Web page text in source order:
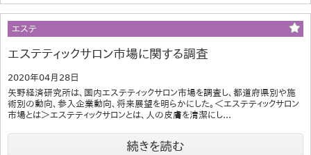
エステ
エステティックサロン市場に関する調査
2020年04月28日
矢野経済研究所は、国内エステティックサロン市場を調査し、都道府県別や施
術別の動向、参入企業動向、将来展望を明らかにした。＜エステティックサロン
市場とは＞エステティックサロンとは、人の皮膚を清潔にし...
続きを読む